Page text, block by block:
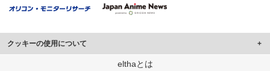
クッキーの使用について
このサイトでは Cookie を使用して、ユーザーに合わせたコンテンツや広告の
elthaとは